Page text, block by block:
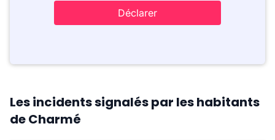
Déclarer
Les incidents signalés par les habitants
de Charmé